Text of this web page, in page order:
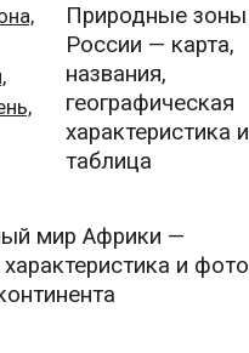
Природные зоны
России — карта,
названия,
географическая
характеристика и
таблица
мир Африки —
и фото